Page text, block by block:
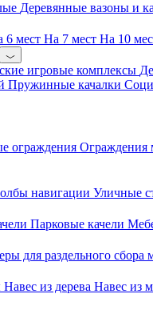
Деревянные вазоны и
6 мест На 7 мест На 10
игровые комплексы
Пружинные качалки
ограждения Ограждения
навигации Уличные
Парковые качели
для раздельного сбора
Навес из дерева Навес из